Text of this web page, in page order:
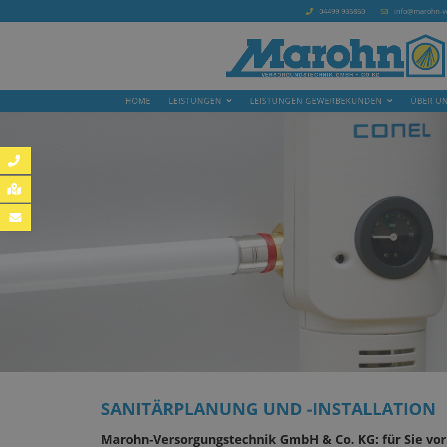
04499 935860 info@marohn-
HOME LEISTUNGEN LEISTUNGEN GEWERBEKUNDEN ÜBER
SANITÄRPLANUNG UND -INSTALLATION
Marohn-Versorgungstechnik GmbH & Co. KG: für Sie